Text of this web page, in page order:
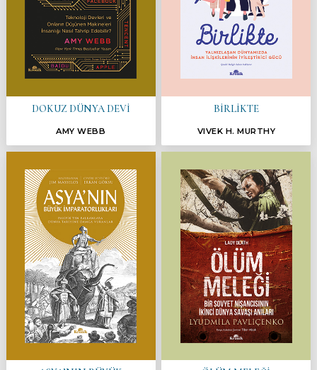
DOKUZ DÜNYA DEVİ
AMY WEBB
BİRLİKTE
VIVEK H. MURTHY